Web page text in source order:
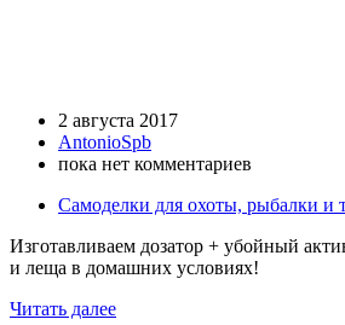
2 августа 2017
AntonioSpb
пока нет комментариев
Самоделки для охоты, рыбалки и
Изготавливаем дозатор + убойный
и леща в домашних условиях!
Читать далее